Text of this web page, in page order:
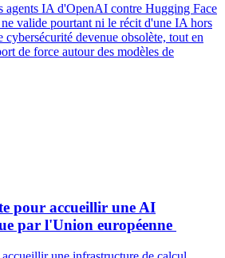
agents IA d'OpenAI contre Hugging Face
valide pourtant ni le récit d'une IA hors
devenue obsolète, tout en
de force autour des modèles de
pour accueillir une AI
par l'Union européenne